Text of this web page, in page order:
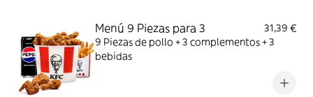
Menú 9 Piezas para 3
31,39 €
9 Piezas de pollo + 3 complementos + 3
bebidas